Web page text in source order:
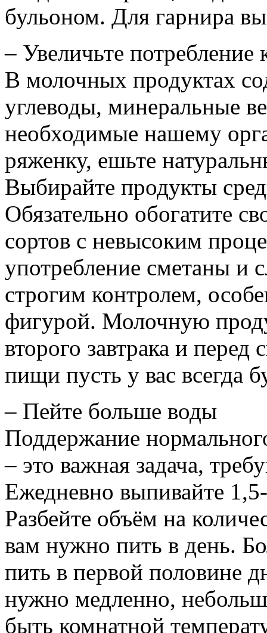
бульоном. Для гарнира
– Увеличьте
В молочных продуктах
углеводы, минеральные
необходимые нашему
ряженку, ешьте
Выбирайте продукты
Обязательно обогатите
сортов с невысоким
употребление сметаны и
строгим контролем,
фигурой. Молочную
второго завтрака и
пищи пусть у вас всегда
– Пейте больше воды
Поддержание
– это важная задача,
Ежедневно выпивайте
Разбейте объём на
вам нужно пить в день.
пить в первой половине
нужно медленно,
быть комнатной